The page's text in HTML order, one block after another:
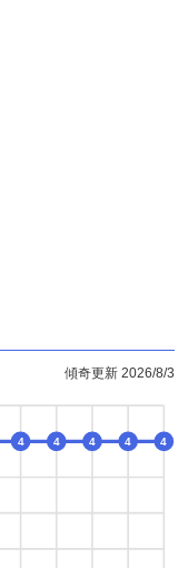
傾奇更新 2026/8/3
4 4 4 4 4